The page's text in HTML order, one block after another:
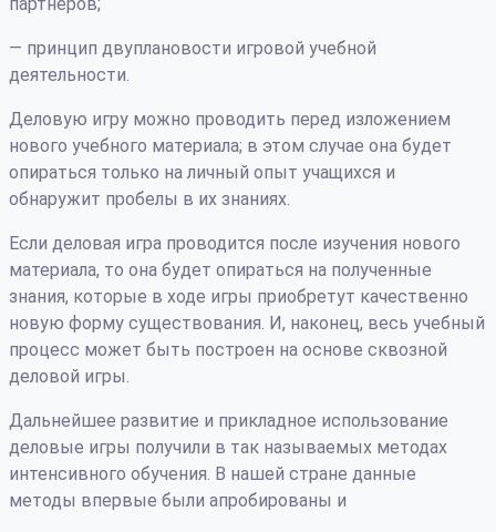
— принцип двуплановости игровой учебной
деятельности.
Деловую игру можно проводить перед изложением
нового учебного материала; в этом случае она будет
опираться только на личный опыт учащихся и
обнаружит пробелы в их знаниях.
Если деловая игра проводится после изучения нового
материала, то она будет опираться на полученные
знания, которые в ходе игры приобретут качественно
новую форму существования. И, наконец, весь учебный
процесс может быть построен на основе сквозной
деловой игры.
Дальнейшее развитие и прикладное использование
деловые игры получили в так называемых методах
интенсивного обучения. В нашей стране данные
методы впервые были апробированы и